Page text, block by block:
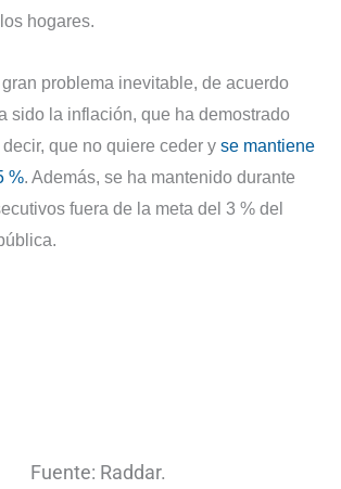
hogares.
problema inevitable, de acuerdo
sido la inflación, que ha demostrado
decir, que no quiere ceder y se mantiene
%. Además, se ha mantenido durante
fuera de la meta del 3 % del
Fuente: Raddar.